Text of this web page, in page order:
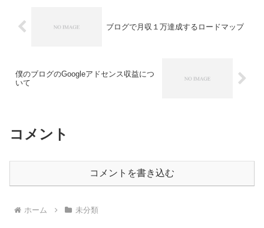
ブログで月収１万達成するロードマップ
僕のブログのGoogleアドセンス収益につ
いて
コメント
コメントを書き込む
ホーム 未分類